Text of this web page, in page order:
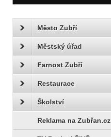
Město Zubří
Městský úřad
Farnost Zubří
Restaurace
Školství
Reklama na Zubřan.cz